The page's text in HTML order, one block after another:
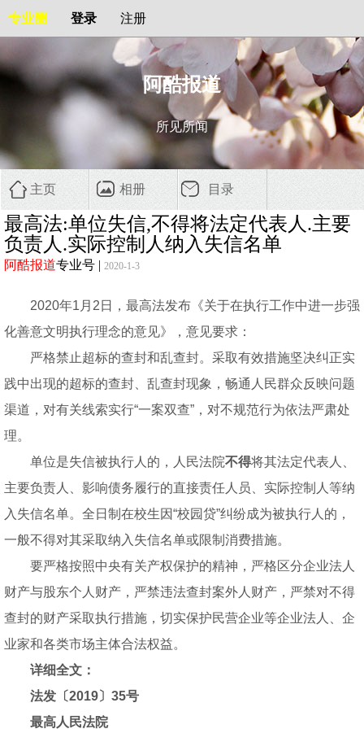
专业圈 登录 注册
阿酷报道
所见所闻
主页 相册 目录
最高法:单位失信,不得将法定代表人.主要
负责人.实际控制人纳入失信名单
阿酷报道专业号 | 2020-1-3
2020年1月2日，最高法发布《关于在执行工作中进一步强
化善意文明执行理念的意见》，意见要求：
严格禁止超标的查封和乱查封。采取有效措施坚决纠正实
践中出现的超标的查封、乱查封现象，畅通人民群众反映问题
渠道，对有关线索实行“一案双查”，对不规范行为依法严肃处
理。
单位是失信被执行人的，人民法院不得将其法定代表人、
主要负责人、影响债务履行的直接责任人员、实际控制人等纳
入失信名单。全日制在校生因“校园贷”纠纷成为被执行人的，
一般不得对其采取纳入失信名单或限制消费措施。
要严格按照中央有关产权保护的精神，严格区分企业法人
财产与股东个人财产，严禁违法查封案外人财产，严禁对不得
查封的财产采取执行措施，切实保护民营企业等企业法人、企
业家和各类市场主体合法权益。
详细全文：
法发〔2019〕35号
最高人民法院